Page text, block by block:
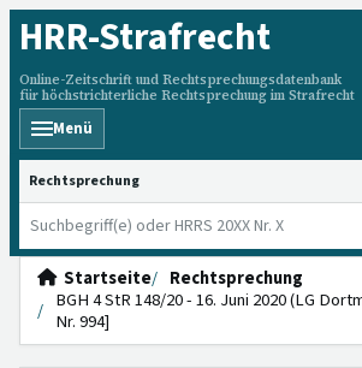
HRR-Strafrecht
Online-Zeitschrift und Rechtsprechungsdatenbank
für höchstrichterliche Rechtsprechung im Strafrecht
Menü
HRRS durchsuchen
Startseite
Rechtsprechung
BGH 4 StR 148/20 - 16. Juni 2020 (LG
Nr. 994]